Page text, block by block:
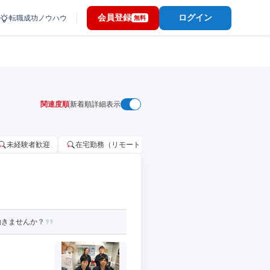
転職成功ノウハウ 会員登録 無料 ログイン
関連度順新着順詳細表示
未経験者歓迎 在宅勤務（リモートワーク）OK
ませんか？